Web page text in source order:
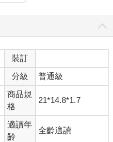
總是咬牙切齒地吐出這個字
來，這些猶太士兵會借錢給那
息，到了發薪日還會毫不留情
面前都顯得畏畏縮縮的。
在意。他們不僅擺出一副若
那些鄙視自己的人，用金錢實
、仍堅強地活下去的猶太人，
。我不僅沒有敬而遠之，反而
裝訂
分級 普通級
商品規
格
21*14.8*1.7
適讀年
齡
全齡適讀